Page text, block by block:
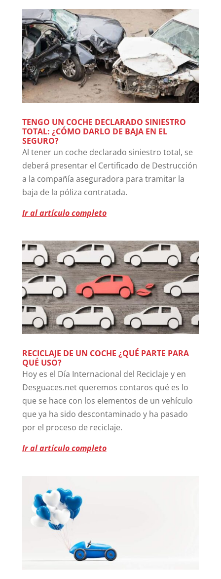
TENGO UN COCHE DECLARADO SINIESTRO
TOTAL: ¿CÓMO DARLO DE BAJA EN EL
SEGURO?
Al tener un coche declarado siniestro total, se
deberá presentar el Certificado de Destrucción
a la compañía aseguradora para tramitar la
baja de la póliza contratada.
Ir al artículo completo
RECICLAJE DE UN COCHE ¿QUÉ PARTE PARA
QUÉ USO?
Hoy es el Día Internacional del Reciclaje y en
Desguaces.net queremos contaros qué es lo
que se hace con los elementos de un vehículo
que ya ha sido descontaminado y ha pasado
por el proceso de reciclaje.
Ir al artículo completo